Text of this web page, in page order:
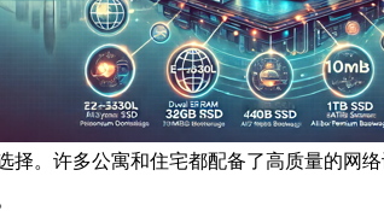
。许多公寓和住宅都配备了高质量的网